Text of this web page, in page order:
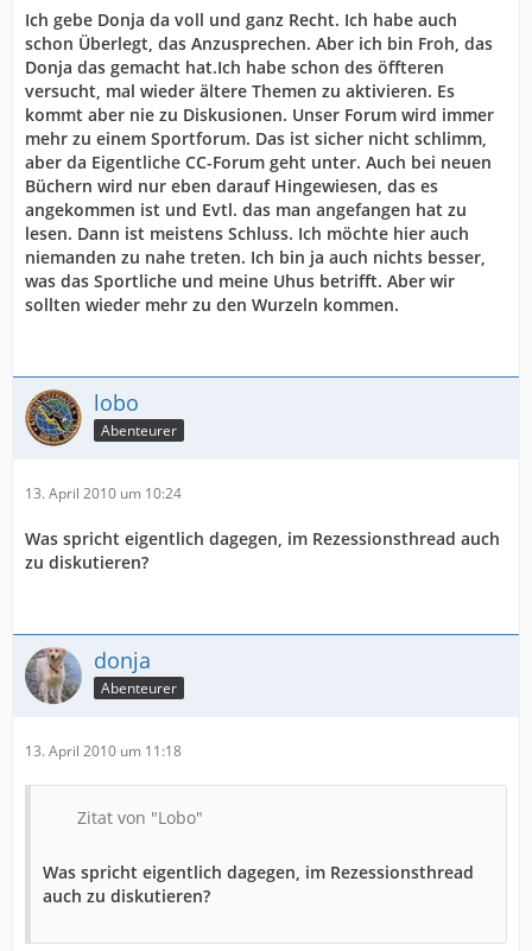
Ich gebe Donja da voll und ganz Recht. Ich habe auch
schon Überlegt, das Anzusprechen. Aber ich bin Froh, das
Donja das gemacht hat.Ich habe schon des öffteren
versucht, mal wieder ältere Themen zu aktivieren. Es
kommt aber nie zu Diskusionen. Unser Forum wird immer
mehr zu einem Sportforum. Das ist sicher nicht schlimm,
aber da Eigentliche CC-Forum geht unter. Auch bei neuen
Büchern wird nur eben darauf Hingewiesen, das es
angekommen ist und Evtl. das man angefangen hat zu
lesen. Dann ist meistens Schluss. Ich möchte hier auch
niemanden zu nahe treten. Ich bin ja auch nichts besser,
was das Sportliche und meine Uhus betrifft. Aber wir
sollten wieder mehr zu den Wurzeln kommen.
lobo
Abenteurer
13. April 2010 um 10:24
Was spricht eigentlich dagegen, im Rezessionsthread auch
zu diskutieren?
donja
Abenteurer
13. April 2010 um 11:18
Zitat von "Lobo"
Was spricht eigentlich dagegen, im Rezessionsthread
auch zu diskutieren?